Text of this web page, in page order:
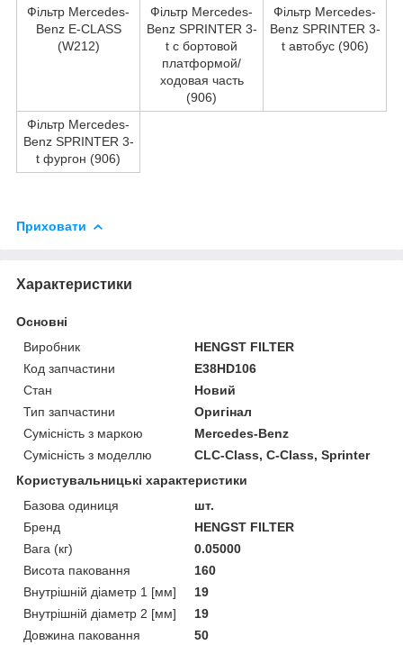
Фільтр Mercedes-
Benz E-CLASS
(W212)
Фільтр Mercedes-
Benz SPRINTER 3-
t c бортовой
платформой/
ходовая часть
(906)
Фільтр Mercedes-
Benz SPRINTER 3-
t автобус (906)
Фільтр Mercedes-
Benz SPRINTER 3-
t фургон (906)
Приховати
Характеристики
Основні
Виробник
HENGST FILTER
Код запчастини
E38HD106
Стан
Новий
Тип запчастини
Оригінал
Сумісність з маркою
Mercedes-Benz
Сумісність з моделлю
CLC-Class, C-Class, Sprinter
Користувальницькі характеристики
Базова одиниця
шт.
Бренд
HENGST FILTER
Вага (кг)
0.05000
Висота паковання
160
Внутрішній діаметр 1 [мм]
19
Внутрішній діаметр 2 [мм]
19
Довжина паковання
50